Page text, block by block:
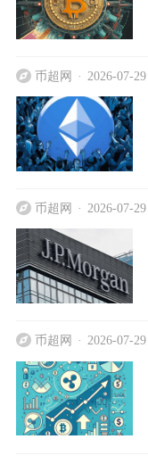
币超网 2026-07-29
币超网 2026-07-29
币超网 2026-07-29